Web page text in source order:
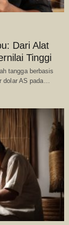
Dari Alat
Tinggi
tangga berbasis
AS pada…